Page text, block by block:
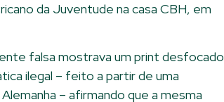
da Juventude na casa CBH, em
falsa mostrava um print desfocado
ilegal – feito a partir de uma
– afirmando que a mesma